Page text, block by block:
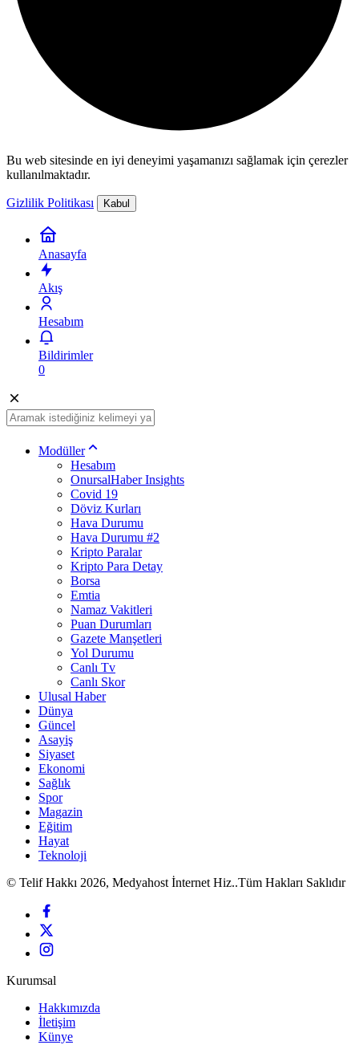
Bu web sitesinde en iyi deneyimi yaşamanızı sağlamak için çerezler
kullanılmaktadır.
Gizlilik Politikası Kabul
Anasayfa
Akış
Hesabım
Bildirimler
0
Modüller
Hesabım
OnursalHaber Insights
Covid 19
Döviz Kurları
Hava Durumu
Hava Durumu #2
Kripto Paralar
Kripto Para Detay
Borsa
Emtia
Namaz Vakitleri
Puan Durumları
Gazete Manşetleri
Yol Durumu
Canlı Tv
Canlı Skor
Ulusal Haber
Dünya
Güncel
Asayiş
Siyaset
Ekonomi
Sağlık
Spor
Magazin
Eğitim
Hayat
Teknoloji
© Telif Hakkı 2026, Medyahost İnternet Hiz..Tüm Hakları Saklıdır
Kurumsal
Hakkımızda
İletişim
Künye